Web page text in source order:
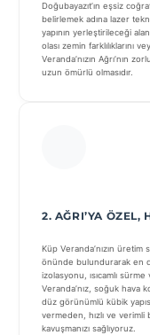
Doğubayazıt’ın eşsiz
belirlemek adına lazer
yapının yerleştirileceği
olası zemin farklılıklarını
Veranda’nızın Ağrı’nın
uzun ömürlü olmasıdır.
2. AĞRI’YA ÖZEL,
Küp Veranda’nızın üretim
önünde bulundurarak en
izolasyonu, ısıcamlı
Veranda’nız, soğuk hava
düz görünümlü kübik
vermeden, hızlı ve verimli
kavuşmanızı sağlıyoruz.